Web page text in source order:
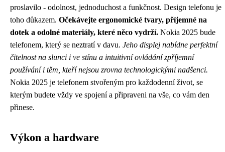
proslavilo - odolnost, jednoduchost a funkčnost. Design telefonu je
toho důkazem. Očekávejte ergonomické tvary, příjemné na
dotek a odolné materiály, které něco vydrží. Nokia 2025 bude
telefonem, který se neztratí v davu. Jeho displej nabídne perfektní
čitelnost na slunci i ve stínu a intuitivní ovládání zpříjemní
používání i těm, kteří nejsou zrovna technologickými nadšenci.
Nokia 2025 je telefonem stvořeným pro každodenní život, se
kterým budete vždy ve spojení a připraveni na vše, co vám den
přinese.
Výkon a hardware